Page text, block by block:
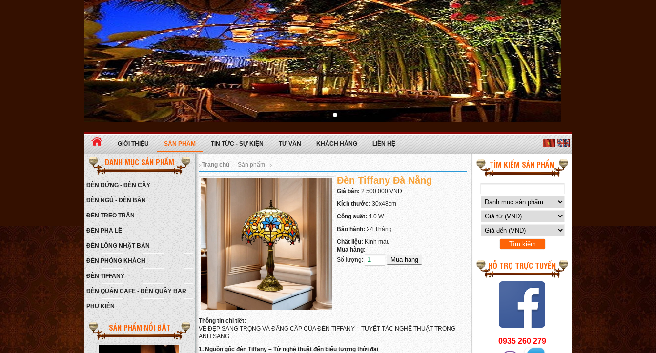
GIỚI THIỆU SẢN PHẨM TIN TỨC - SỰ KIỆN TƯ VẤN KHÁCH HÀNG LIÊN HỆ
DANH MỤC SẢN PHẨM
ĐÈN ĐỨNG - ĐÈN CÂY
ĐÈN NGỦ - ĐÈN BÀN
ĐÈN TREO TRẦN
ĐÈN PHA LÊ
ĐÈN LỒNG NHẬT BẢN
ĐÈN PHÒNG KHÁCH
ĐÈN TIFFANY
ĐÈN QUÁN CAFE - ĐÈN QUẦY BAR
PHỤ KIỆN
SẢN PHẨM NỔI BẬT
Đèn ngủ ba chân gỗ
Giá: 650.000 VNĐ
Chi tiết
Đèn ngủ N42-24GN10-450
LEN
Giá:450.000 VNĐ
Chi tiết
Trang chủ Sản phẩm
Đèn Tiffany Đà Nẵng
Giá bán: 2.500.000 VNĐ
Kích thước: 30x48cm
Công suất: 4.0 W
Bảo hành: 24 Tháng
Chất liệu: Kính màu
Mua hàng:
Số lượng:
Thông tin chi tiết:
VẺ ĐẸP SANG TRỌNG VÀ ĐẲNG CẤP CỦA ĐÈN TIFFANY – TUYỆT TÁC NGHỆ THUẬT TRONG
ÁNH SÁNG
1. Nguồn gốc đèn Tiffany – Từ nghệ thuật đến biểu tượng thời đại
TÌM KIẾM SẢN PHẨM
HỖ TRỢ TRỰC TUYẾN
0935 260 279